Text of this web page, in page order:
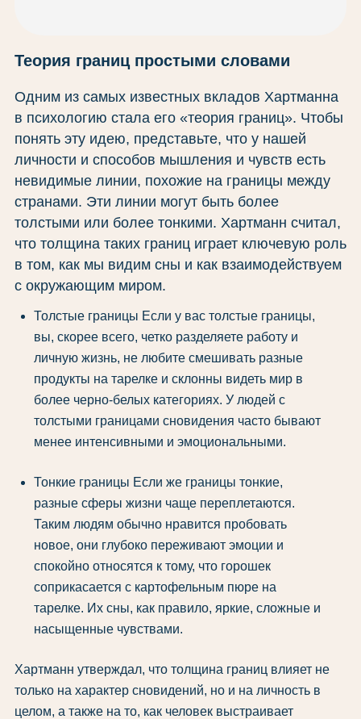
Теория границ простыми словами
Одним из самых известных вкладов Хартманна
в психологию стала его «теория границ». Чтобы
понять эту идею, представьте, что у нашей
личности и способов мышления и чувств есть
невидимые линии, похожие на границы между
странами. Эти линии могут быть более
толстыми или более тонкими. Хартманн считал,
что толщина таких границ играет ключевую роль
в том, как мы видим сны и как взаимодействуем
с окружающим миром.
Толстые границы Если у вас толстые границы,
вы, скорее всего, четко разделяете работу и
личную жизнь, не любите смешивать разные
продукты на тарелке и склонны видеть мир в
более черно-белых категориях. У людей с
толстыми границами сновидения часто бывают
менее интенсивными и эмоциональными.
Тонкие границы Если же границы тонкие,
разные сферы жизни чаще переплетаются.
Таким людям обычно нравится пробовать
новое, они глубоко переживают эмоции и
спокойно относятся к тому, что горошек
соприкасается с картофельным пюре на
тарелке. Их сны, как правило, яркие, сложные и
насыщенные чувствами.
Хартманн утверждал, что толщина границ влияет не
только на характер сновидений, но и на личность в
целом, а также на то, как человек выстраивает